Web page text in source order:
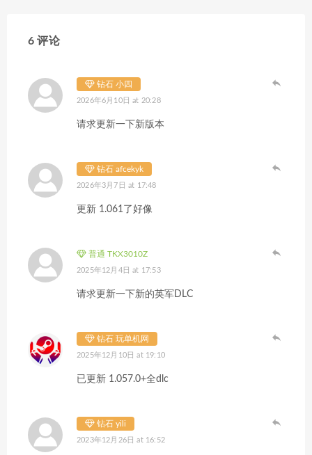
6 评论
钻石 小四
2026年6月10日 at 20:28
请求更新一下新版本
钻石 afcekyk
2026年3月7日 at 17:48
更新 1.061了好像
普通 TKX3010Z
2025年12月4日 at 17:53
请求更新一下新的英军DLC
钻石 玩单机网
2025年12月10日 at 19:10
已更新 1.057.0+全dlc
钻石 yili
2023年12月26日 at 16:52